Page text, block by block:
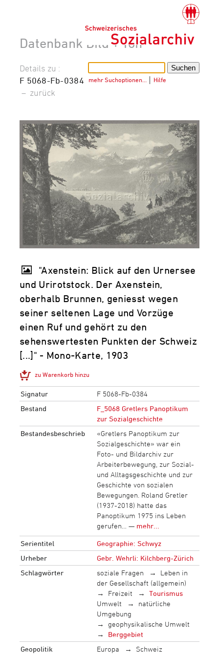
Datenbank Bild + Ton
mehr Suchoptionen… Hilfe
Details zu :
F 5068-Fb-0384
– zurück
"Axenstein: Blick auf den Urnersee
und Urirotstock. Der Axenstein,
oberhalb Brunnen, geniesst wegen
seiner seltenen Lage und Vorzüge
einen Ruf und gehört zu den
sehenswertesten Punkten der Schweiz
[...]" - Mono-Karte, 1903
zu Warenkorb hinzu
Signatur
F 5068-Fb-0384
Bestand
F_5068 Gretlers Panoptikum
zur Sozialgeschichte
Bestandesbeschrieb
«Gretlers Panoptikum zur
Sozialgeschichte» war ein
Foto- und Bildarchiv zur
Arbeiterbewegung, zur Sozial-
und Alltagsgeschichte und zur
Geschichte von sozialen
Bewegungen. Roland Gretler
(1937-2018) hatte das
Panoptikum 1975 ins Leben
gerufen… — mehr...
Serientitel
Geographie: Schwyz
Urheber
Gebr. Wehrli: Kilchberg-Zürich
Schlagwörter
soziale Fragen
Leben in
der Gesellschaft (allgemein)
Freizeit
Tourismus
Umwelt
natürliche
Umgebung
geophysikalische Umwelt
Berggebiet
Geopolitik
Europa
Schweiz